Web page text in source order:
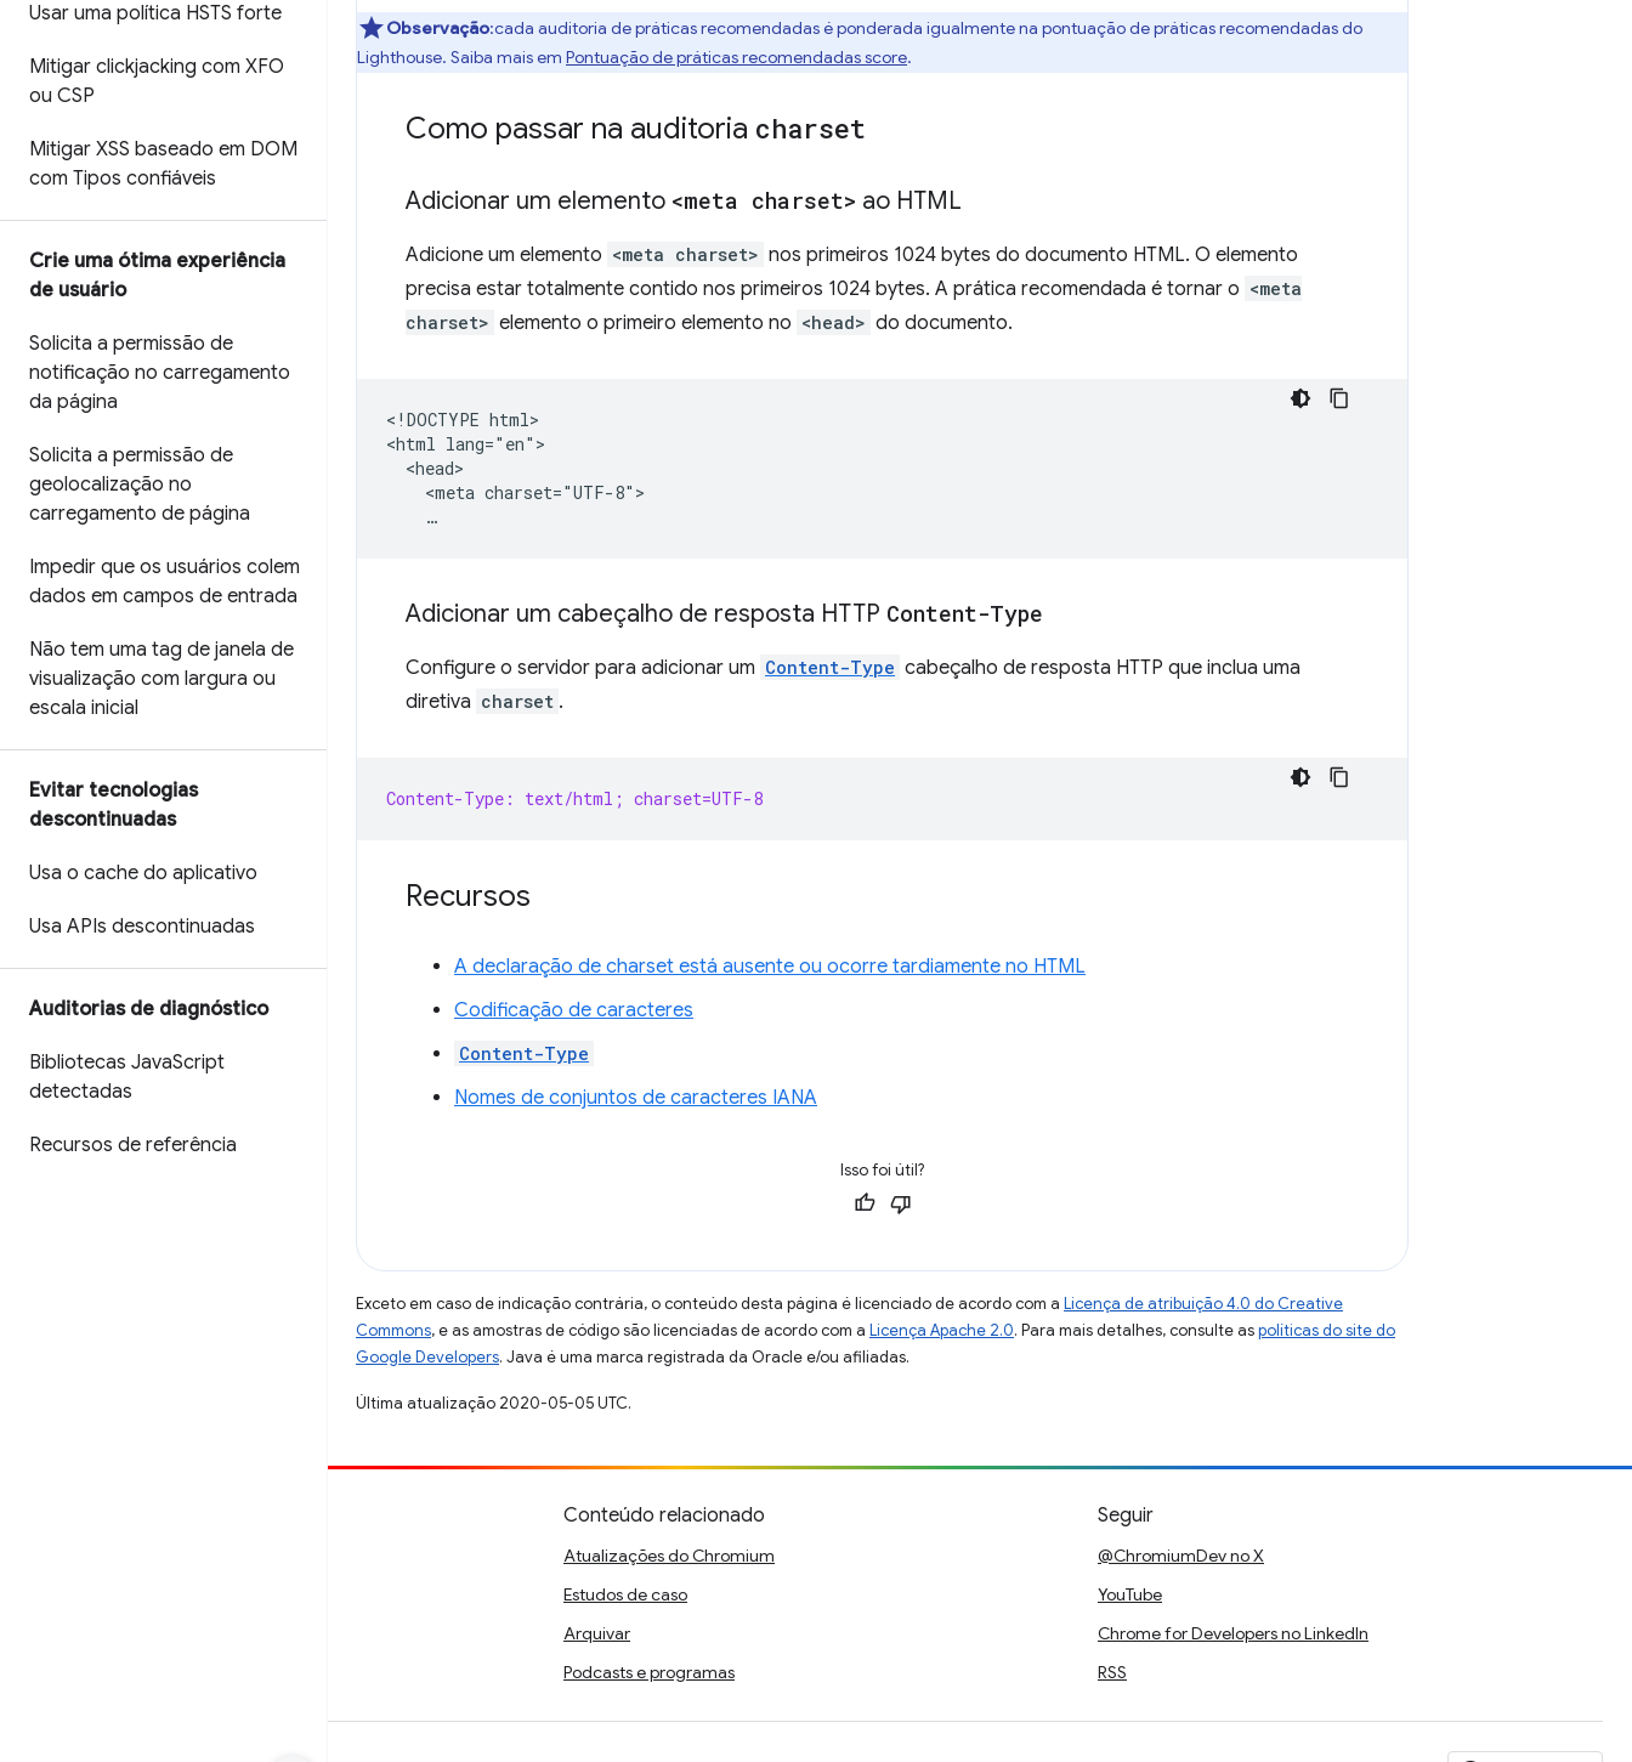
Usar uma política HSTS forte
Mitigar clickjacking com XFO
ou CSP
Mitigar XSS baseado em DOM
com Tipos confiáveis
Crie uma ótima experiência
de usuário
Solicita a permissão de
notificação no carregamento
da página
Solicita a permissão de
geolocalização no
carregamento de página
Impedir que os usuários colem
dados em campos de entrada
Não tem uma tag de janela de
visualização com largura ou
escala inicial
Evitar tecnologias
descontinuadas
Usa o cache do aplicativo
Usa APIs descontinuadas
Auditorias de diagnóstico
Bibliotecas JavaScript
detectadas
Recursos de referência
Observação:cada auditoria de práticas recomendadas é ponderada igualmente na pontuação de práticas recomendadas do
Lighthouse. Saiba mais em Pontuação de práticas recomendadas score.
Como passar na auditoria charset
Adicionar um elemento <meta charset> ao HTML
Adicione um elemento <meta charset> nos primeiros 1024 bytes do documento HTML. O elemento
precisa estar totalmente contido nos primeiros 1024 bytes. A prática recomendada é tornar o <meta
charset> elemento o primeiro elemento no <head> do documento.
<!DOCTYPE html>
<html lang="en">
  <head>
    <meta charset="UTF-8">
Adicionar um cabeçalho de resposta HTTP Content-Type
Configure o servidor para adicionar um Content-Type cabeçalho de resposta HTTP que inclua uma
diretiva charset .
Content-Type: text/html; charset=UTF-8
Recursos
A declaração de charset está ausente ou ocorre tardiamente no HTML
Codificação de caracteres
Content-Type
Nomes de conjuntos de caracteres IANA
Isso foi útil?
Exceto em caso de indicação contrária, o conteúdo desta página é licenciado de acordo com a Licença de atribuição 4.0 do Creative
Commons, e as amostras de código são licenciadas de acordo com a Licença Apache 2.0. Para mais detalhes, consulte aspolíticas do site do
Google Developers. Java é uma marca registrada da Oracle e/ou afiliadas.
Última atualização 2020-05-05 UTC.
Conteúdo relacionado
Atualizações do Chromium
Estudos de caso
Arquivar
Podcasts e programas
Seguir
@ChromiumDev no X
YouTube
Chrome for Developers no LinkedIn
RSS